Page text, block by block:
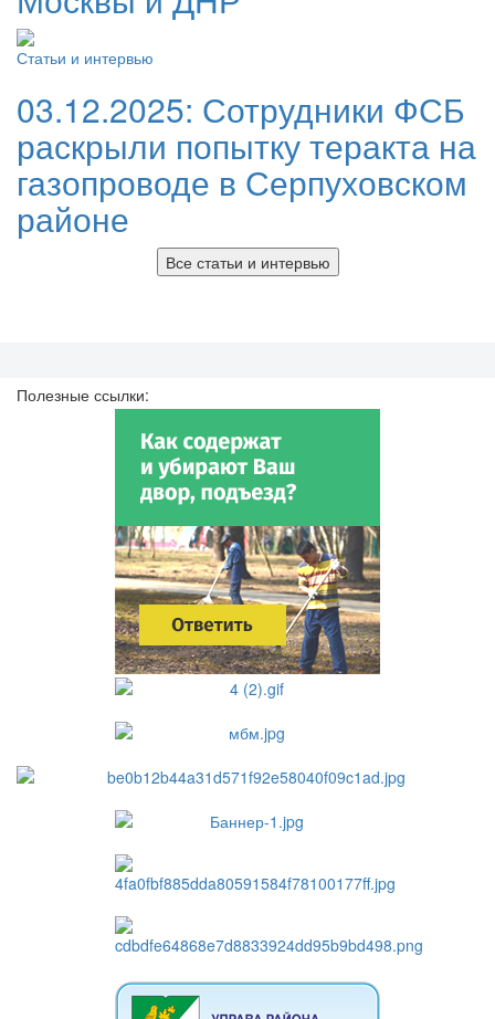
Статьи и интервью
03.12.2025: Сотрудники ФСБ
раскрыли попытку теракта на
газопроводе в Серпуховском
районе
Все статьи и интервью
Полезные ссылки: